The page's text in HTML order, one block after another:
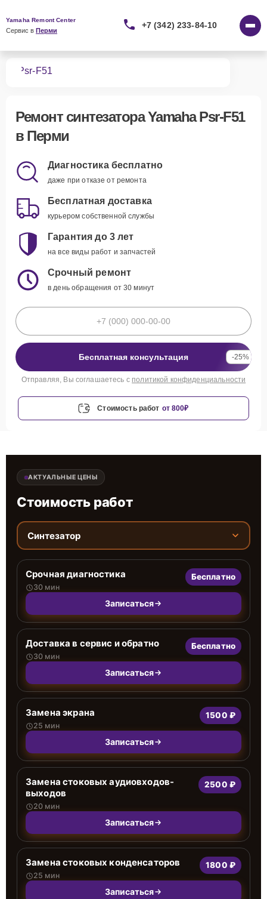
Yamaha Remont Center
Сервис в Перми
+7 (342) 233-84-10
Psr-F51
Ремонт синтезатора Yamaha Psr-F51
в Перми
Диагностика бесплатно
даже при отказе от ремонта
Бесплатная доставка
курьером собственной службы
Гарантия до 3 лет
на все виды работ и запчастей
Срочный ремонт
в день обращения от 30 минут
Бесплатная консультация -25%
Отправляя, Вы соглашаетесь с политикой конфиденциальности
Стоимость работ от 800₽
АКТУАЛЬНЫЕ ЦЕНЫ
Стоимость работ
Синтезатор
Срочная диагностика
30 мин
Бесплатно
Записаться
Доставка в сервис и обратно
30 мин
Бесплатно
Записаться
Замена экрана
25 мин
1500 ₽
Записаться
Замена стоковых аудиовходов-
выходов
20 мин
2500 ₽
Записаться
Замена стоковых конденсаторов
25 мин
1800 ₽
Записаться